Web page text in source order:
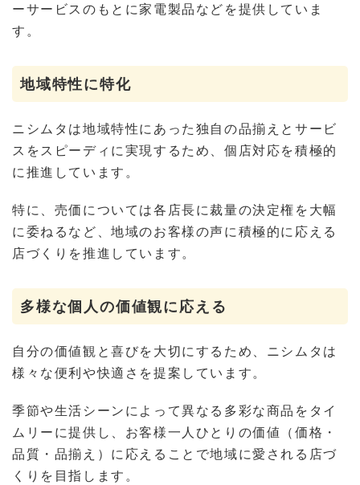
ーサービスのもとに家電製品などを提供していま
す。
地域特性に特化
ニシムタは地域特性にあった独自の品揃えとサービ
スをスピーディに実現するため、個店対応を積極的
に推進しています。
特に、売価については各店長に裁量の決定権を大幅
に委ねるなど、地域のお客様の声に積極的に応える
店づくりを推進しています。
多様な個人の価値観に応える
自分の価値観と喜びを大切にするため、ニシムタは
様々な便利や快適さを提案しています。
季節や生活シーンによって異なる多彩な商品をタイ
ムリーに提供し、お客様一人ひとりの価値（価格・
品質・品揃え）に応えることで地域に愛される店づ
くりを目指します。